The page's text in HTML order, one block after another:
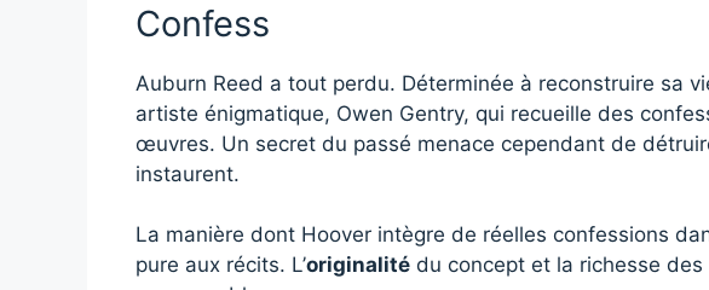
Confess
Auburn Reed a tout perdu. Déterminée à reconstruire sa
artiste énigmatique, Owen Gentry, qui recueille des
œuvres. Un secret du passé menace cependant de
instaurent.
La manière dont Hoover intègre de réelles confessions
pure aux récits. L’originalité du concept et la richesse